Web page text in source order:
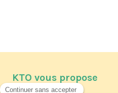
KTO vous propose